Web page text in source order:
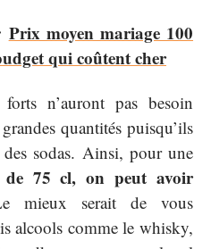
Prix moyen mariage 100
qui coûtent cher
n’auront pas besoin
quantités puisqu’ils
sodas. Ainsi, pour une
de 75 cl, on peut avoir
mieux serait de vous
alcools comme le whisky,